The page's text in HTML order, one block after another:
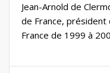
Jean-Arnold de
de France,
France de 1999 à